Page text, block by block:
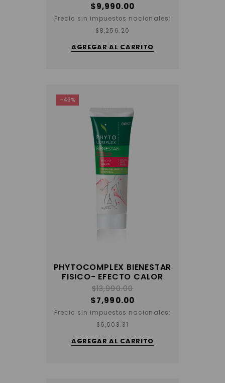
$9,990.00
Precio sin impuestos nacionales:
$8,256.20
AGREGAR AL CARRITO
-43%
PHYTOCOMPLEX BIENESTAR
FISICO- EFECTO CALOR
$13,990.00
$7,990.00
Precio sin impuestos nacionales:
$6,603.31
AGREGAR AL CARRITO